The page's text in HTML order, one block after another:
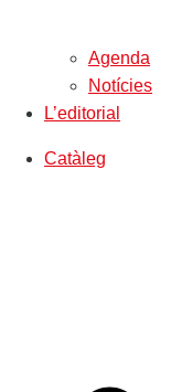
Agenda
Notícies
L’editorial
Catàleg